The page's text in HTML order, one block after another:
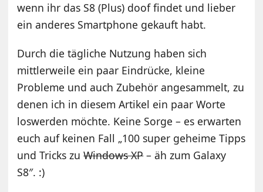
wenn ihr das S8 (Plus) doof findet und lieber
ein anderes Smartphone gekauft habt.
Durch die tägliche Nutzung haben sich
mittlerweile ein paar Eindrücke, kleine
Probleme und auch Zubehör angesammelt, zu
denen ich in diesem Artikel ein paar Worte
loswerden möchte. Keine Sorge – es erwarten
euch auf keinen Fall „100 super geheime Tipps
und Tricks zuWindows XP– äh zum Galaxy
S8″. :)